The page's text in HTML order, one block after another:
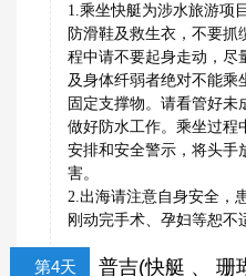
1.乘坐快艇为涉水旅游项
防滑鞋及救生衣，不要抓
程中请不要起身走动，尽
及身体纤弱者绝对不能乘
固定支撑物。请看管好未
做好防水工作。乘坐过程
安排和安全警示，将头手
害。
2.出海请注意自身安全，
刚动完手术、孕妇等恕不
第4天 普吉(快艇 、 珊